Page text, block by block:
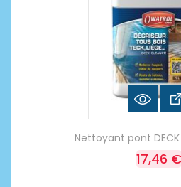
Nettoyant pont DECK
17,46 €